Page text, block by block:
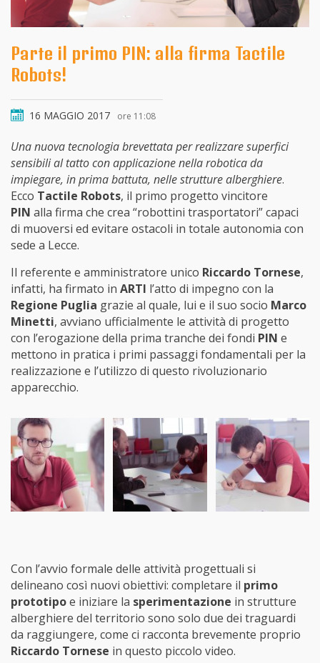
Parte il primo PIN: alla firma Tactile
Robots!
16 MAGGIO 2017 ore 11:08
Una nuova tecnologia brevettata per realizzare superfici
sensibili al tatto con applicazione nella robotica da
impiegare, in prima battuta, nelle strutture alberghiere.
Ecco Tactile Robots, il primo progetto vincitore
PIN alla firma che crea “robottini trasportatori” capaci
di muoversi ed evitare ostacoli in totale autonomia con
sede a Lecce.
Il referente e amministratore unico Riccardo Tornese,
infatti, ha firmato in ARTI l’atto di impegno con la
Regione Puglia grazie al quale, lui e il suo socio Marco
Minetti, avviano ufficialmente le attività di progetto
con l’erogazione della prima tranche dei fondi PIN e
mettono in pratica i primi passaggi fondamentali per la
realizzazione e l’utilizzo di questo rivoluzionario
apparecchio.
Con l’avvio formale delle attività progettuali si
delineano così nuovi obiettivi: completare il primo
prototipoe iniziare la sperimentazione in strutture
alberghiere del territorio sono solo due dei traguardi
da raggiungere, come ci racconta brevemente proprio
Riccardo Tornese in questo piccolo video.